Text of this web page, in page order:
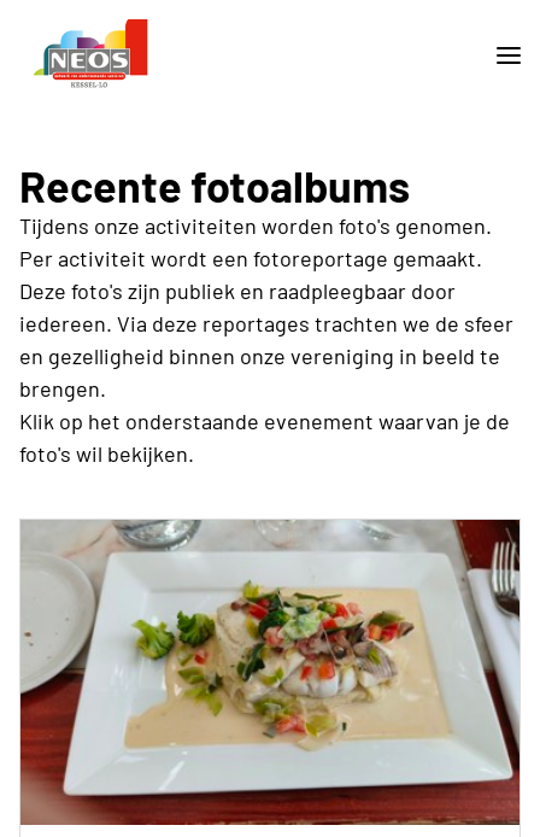
Recente fotoalbums
Tijdens onze activiteiten worden foto's genomen.
Per activiteit wordt een fotoreportage gemaakt.
Deze foto's zijn publiek en raadpleegbaar door
iedereen. Via deze reportages trachten we de sfeer
en gezelligheid binnen onze vereniging in beeld te
brengen.
Klik op het onderstaande evenement waarvan je de
foto's wil bekijken.